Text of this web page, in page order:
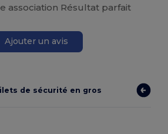
association Résultat parfait
Ajouter un avis
de sécurité en gros